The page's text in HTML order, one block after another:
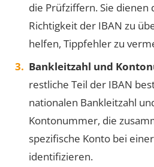
die Prüfziffern. Sie dienen
Richtigkeit der IBAN zu
helfen, Tippfehler zu
Bankleitzahl und
restliche Teil der IBAN
nationalen Bankleitzahl
Kontonummer, die
spezifische Konto bei
identifizieren.